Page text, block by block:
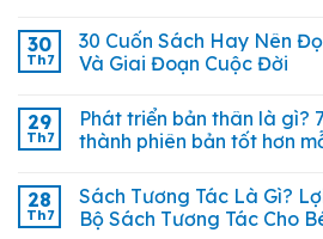
30
Th7
30 Cuốn Sách Hay Nên
Và Giai Đoạn Cuộc Đời
29
Th7
Phát triển bản thân là gì?
thành phiên bản tốt hơn
28
Th7
Sách Tương Tác Là Gì?
Bộ Sách Tương Tác Cho